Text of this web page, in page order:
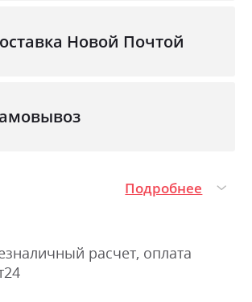
Новой Почтой
Подробнее
расчет, оплата